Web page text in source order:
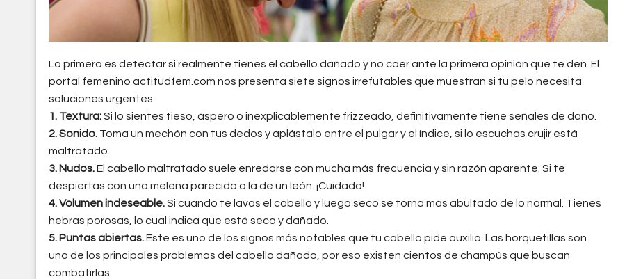
Lo primero es detectar si realmente tienes el cabello dañado y no caer ante la primera opinión que te den. El
portal femenino actitudfem.com nos presenta siete signos irrefutables que muestran si tu pelo necesita
soluciones urgentes:
1. Textura:Si lo sientes tieso, áspero o inexplicablemente frizzeado, definitivamente tiene señales de daño.
2. Sonido. Toma un mechón con tus dedos y aplástalo entre el pulgar y el índice, si lo escuchas crujir está
maltratado.
3. Nudos.El cabello maltratado suele enredarse con mucha más frecuencia y sin razón aparente. Si te
despiertas con una melena parecida a la de un león. ¡Cuidado!
4. Volumen indeseable.Si cuando te lavas el cabello y luego seco se torna más abultado de lo normal. Tienes
hebras porosas, lo cual indica que está seco y dañado.
5. Puntas abiertas.Este es uno de los signos más notables que tu cabello pide auxilio. Las horquetillas son
uno de los principales problemas del cabello dañado, por eso existen cientos de champús que buscan
combatirlas.